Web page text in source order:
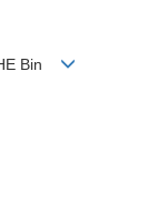
Bin